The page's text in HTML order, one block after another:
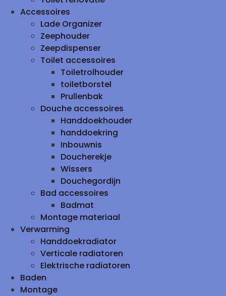
Accessoires
Lade Organizer
Zeephouder
Zeepdispenser
Toilet accessoires
Toiletrolhouder
toiletborstel
Prullenbak
Douche accessoires
Handdoekhouder
handdoekring
Inbouwnis
Doucherekje
Wissers
Douchegordijn
Bad accessoires
Badmat
Montage materiaal
Verwarming
Handdoekradiator
Verticale radiatoren
Elektrische radiatoren
Baden
Montage